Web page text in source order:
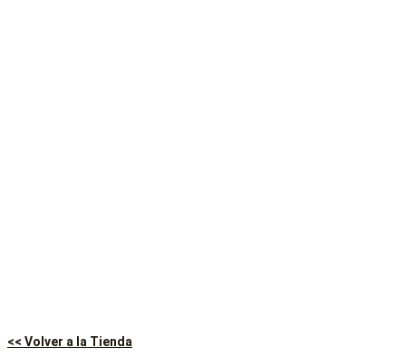
<< Volver a la Tienda